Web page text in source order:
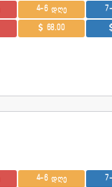
4-6 დღე
68.00
4-6 დღე